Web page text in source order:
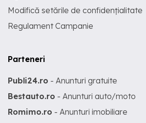
Modifică setările de confidențialitate
Regulament Campanie
Parteneri
Publi24.ro - Anunturi gratuite
Bestauto.ro - Anunturi auto/moto
Romimo.ro - Anunturi imobiliare